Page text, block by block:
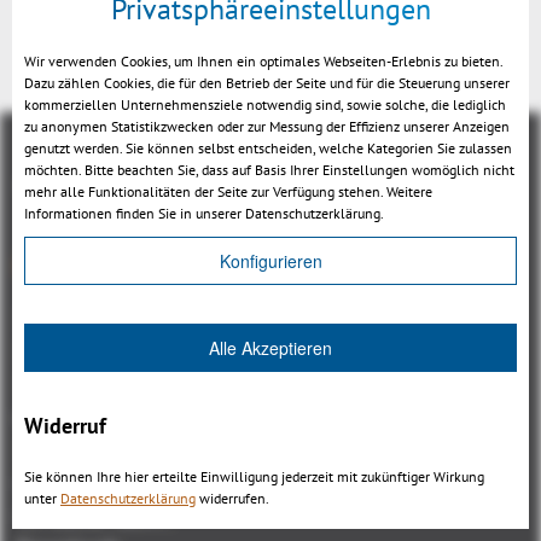
3DViewStation Produktfamilie
3DViewStation Desktop Version
Kisters VisShare
Integrationen
Privatsphäreeinstellungen
Wir verwenden Cookies, um Ihnen ein optimales Webseiten-Erlebnis zu bieten.
Dazu zählen Cookies, die für den Betrieb der Seite und für die Steuerung unserer
kommerziellen Unternehmensziele notwendig sind, sowie solche, die lediglich
zu anonymen Statistikzwecken oder zur Messung der Effizienz unserer Anzeigen
genutzt werden. Sie können selbst entscheiden, welche Kategorien Sie zulassen
möchten. Bitte beachten Sie, dass auf Basis Ihrer Einstellungen womöglich nicht
mehr alle Funktionalitäten der Seite zur Verfügung stehen. Weitere
Informationen finden Sie in unserer Datenschutzerklärung.
Konfigurieren
Alle Akzeptieren
Widerruf
Sie können Ihre hier erteilte Einwilligung jederzeit mit zukünftiger Wirkung
unter Datenschutzerklärung widerrufen.